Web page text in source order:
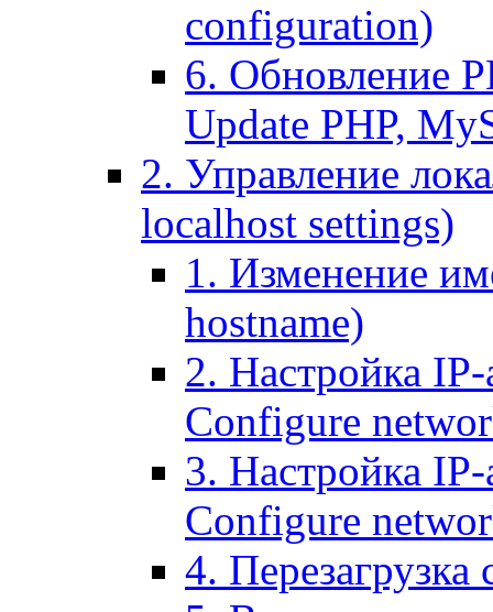
configuration)
6. Обновление
Update PHP,
2. Управление
localhost settings)
1. Изменение
hostname)
2. Настройка IP-
Configure
3. Настройка
Configure
4. Перезагрузка